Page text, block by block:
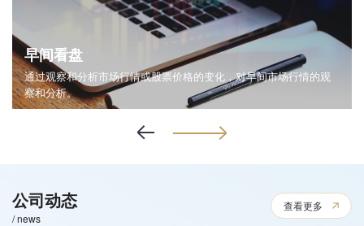
早间看盘
通过观察和分析市场行情或股票价格的变化，对早间市场行情的观
察和分析。
公司动态
/ news
查看更多